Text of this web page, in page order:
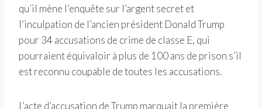
qu’il mène l’enquête sur l’argent secret et
l’inculpation de l’ancien président Donald Trump
pour 34 accusations de crime de classe E, qui
pourraient équivaloir à plus de 100 ans de prison s’il
est reconnu coupable de toutes les accusations.
L’acte d’accusation de Trump marquait la première